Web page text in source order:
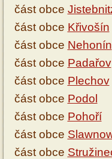
část obce
část obce Křivošín
část obce Nehonín
část obce Padařov
část obce Plechov
část obce Podol
část obce Pohoří
část obce
část obce